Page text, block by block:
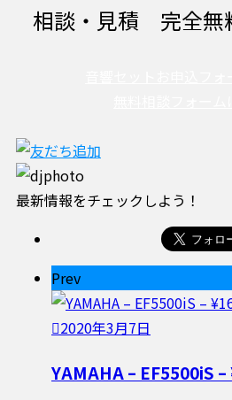
相談・見積 完全無
最新情報をチェックしよう！
Prev
2020年3月7日
YAMAHA – EF5500iS